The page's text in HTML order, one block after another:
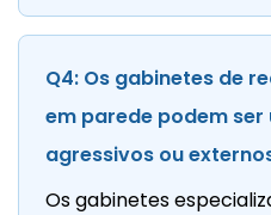
Q4: Os gabinetes de
em parede podem
agressivos ou
Os gabinetes